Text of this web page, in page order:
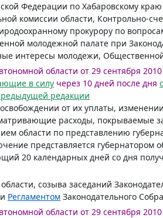
Федерации по Хабаровскому
комиссии области, Контрольно-
прокурору по
молодежной палате при
интересы молодежи,
области от 29 сентября
в силу через 10 дней после дня
редакции
от их уплаты,
расходы, покрываемые
области по представлению
представляется губернатором
20 календарных дней со дня
созыва заседаний
Регламентом Законодательного
области от 29 сентября